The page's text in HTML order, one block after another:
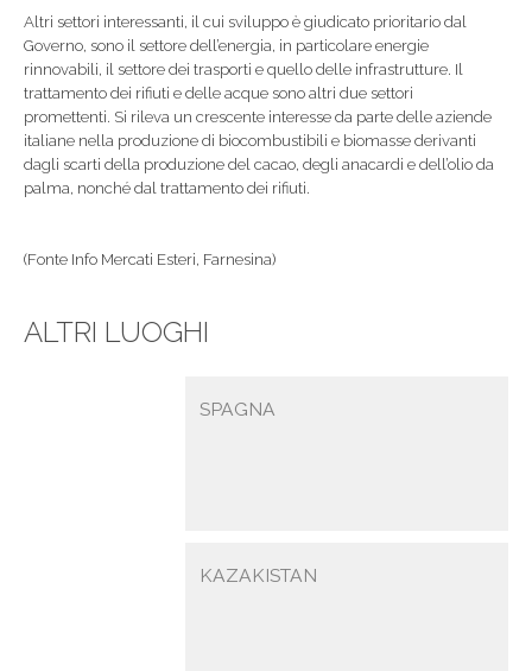
Altri settori interessanti, il cui sviluppo è giudicato prioritario dal
Governo, sono il settore dell’energia, in particolare energie
rinnovabili, il settore dei trasporti e quello delle infrastrutture. Il
trattamento dei rifiuti e delle acque sono altri due settori
promettenti. Si rileva un crescente interesse da parte delle aziende
italiane nella produzione di biocombustibili e biomasse derivanti
dagli scarti della produzione del cacao, degli anacardi e dell’olio da
palma, nonché dal trattamento dei rifiuti.
(Fonte Info Mercati Esteri, Farnesina)
ALTRI LUOGHI
SPAGNA
KAZAKISTAN